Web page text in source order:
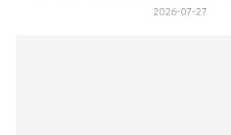
2026-07-27